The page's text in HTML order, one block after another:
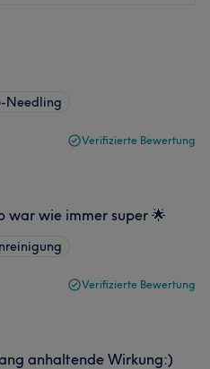
Needling
Verifizierte Bewertung
war wie immer super 🌟
Verifizierte Bewertung
anhaltende Wirkung:)